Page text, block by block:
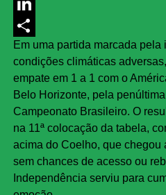
Messenger
LinkedIn
Share
Em uma partida marcada
condições climáticas
empate em 1 a 1 com o
Belo Horizonte, pela
Campeonato Brasileiro. O
na 11ª colocação da tabela,
acima do Coelho, que chegou
sem chances de acesso ou
Independência serviu para